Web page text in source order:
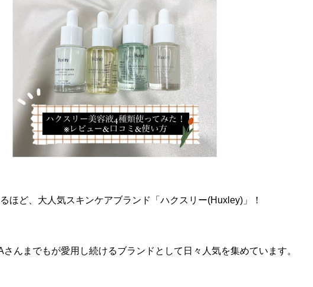
ほど、大人気スキンケアブランド「ハクスリー(Huxley)」！
んまでもが愛用し続けるブランドとして日々人気を集めています。